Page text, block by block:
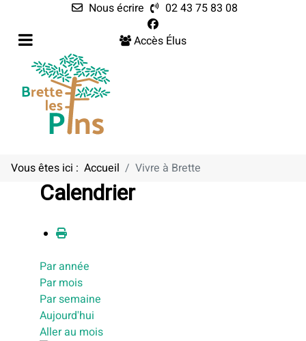
Nous écrire
02 43 75 83 08
Accès Élus
Vous êtes ici : Accueil Vivre à Brette
Calendrier
Par année
Par mois
Par semaine
Aujourd'hui
Aller au mois